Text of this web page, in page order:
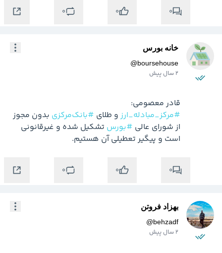
0
0
0
خانه بورس
@boursehouse
2 سال پیش
قادر معصومی:
#مرکز_مبادله_ارز و طلای #بانک‌مرکزی
از شورای عالی #بورس
است و پیگیر تعطیلی آن هستیم.
0
0
0
بهزاد فروتن
@behzadf
2 سال پیش